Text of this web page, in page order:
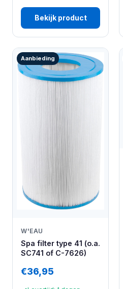
Bekijk product
Aanbieding
W'EAU
Spa filter type 41 (o.a.
SC741 of C-7626)
€36,95